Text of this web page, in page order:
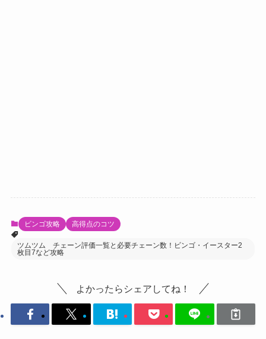
ビンゴ攻略 高得点のコツ
ツムツム チェーン評価一覧と必要チェーン数！ビンゴ・イースター2
枚目7など攻略
よかったらシェアしてね！